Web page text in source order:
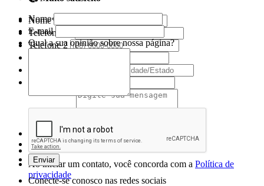
Nome*
Telefone 1*
Telefone 2
Mensagem*
*Campos obrigatórios
Ao iniciar um contato, você concorda com a Política de
privacidade
Nome
E-mail
Qual a sua opinião sobre nossa página?
Conecte-se conosco nas redes sociais